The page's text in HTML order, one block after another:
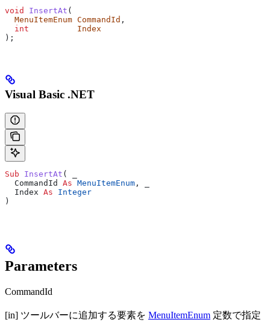
void InsertAt (
  MenuItemEnum
CommandId ,
  int
          Index
);
Visual Basic .NET
Sub InsertAt (
  CommandId
As MenuItemEnum ,
  Index
As Integer
)
Parameters
CommandId
[in] ツールバーに追加する要素を MenuItemEnum 定数で指定